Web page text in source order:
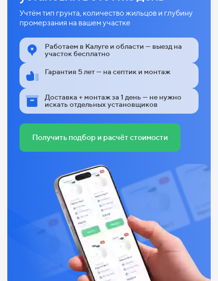
Учтём тип грунта, количество жильцов и глубину
промерзания на вашем участке
Работаем в Калуге и области — выезд на
участок бесплатно
Гарантия 5 лет — на септик и монтаж
Доставка + монтаж за 1 день — не нужно
искать отдельных установщиков
Получить подбор и расчёт стоимости